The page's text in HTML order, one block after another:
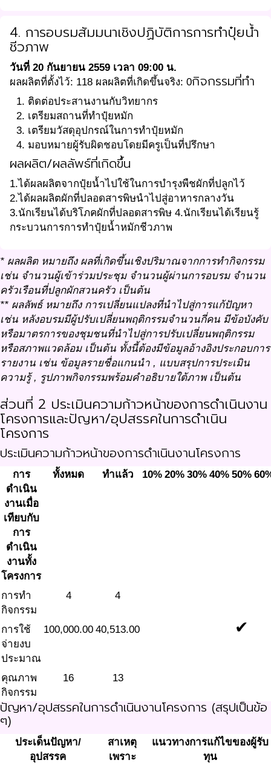
4. การอบรมสัมมนาเชิงปฏิบัติการการทำปุ๋ยน้ำ
ชีวภาพ
วันที่ 20 กันยายน 2559 เวลา 09:00 น.
ผลผลิตที่ตั้งไว้: 118 ผลผลิตที่เกิดขึ้นจริง: 0กิจกรรมที่ทำ
ติดต่อประสานงานกับวิทยากร
เตรียมสถานที่ทำปุ๋ยหมัก
เตรียมวัสดุอุปกรณ์ในการทำปุ๋ยหมัก
มอบหมายผู้รับผิดชอบโดยมีครูเป็นที่ปรึกษา
ผลผลิต/ผลลัพธ์ที่เกิดขึ้น
1.ได้ผลผลิตจากปุ๋ยน้ำไปใช้ในการบำรุงพืชผักที่ปลูกไว้
2.ได้ผลผลิตผักที่ปลอดสารพิษนำไปสู่อาหารกลางวัน
3.นักเรียนได้บริโภคผักที่ปลอดสารพิษ 4.นักเรียนได้เรียนรู้
กระบวนการการทำปุ๋ยน้ำหมักชีวภาพ
* ผลผลิต หมายถึง ผลที่เกิดขึ้นเชิงปริมาณจากการทำกิจกรรม
เช่น จำนวนผู้เข้าร่วมประชุม จำนวนผู้ผ่านการอบรม จำนวน
ครัวเรือนที่ปลูกผักสวนครัว เป็นต้น
** ผลลัพธ์ หมายถึง การเปลี่ยนแปลงที่นำไปสู่การแก้ปัญหา
เช่น หลังอบรมมีผู้ปรับเปลี่ยนพฤติกรรมจำนวนกี่คน มีข้อบังคับ
หรือมาตรการของชุมชนที่นำไปสู่การปรับเปลี่ยนพฤติกรรม
หรือสภาพแวดล้อม เป็นต้น ทั้งนี้ต้องมีข้อมูลอ้างอิงประกอบการ
รายงาน เช่น ข้อมูลรายชื่อแกนนำ , แบบสรุปการประเมิน
ความรู้ , รูปภาพกิจกรรมพร้อมคำอธิบายใต้ภาพ เป็นต้น
ส่วนที่ 2 ประเมินความก้าวหน้าของการดำเนินงาน
โครงการและปัญหา/อุปสรรคในการดำเนิน
โครงการ
ประเมินความก้าวหน้าของการดำเนินงานโครงการ
การ
ดำเนิน
งานเมื่อ
เทียบกับ
การ
ดำเนิน
งานทั้ง
โครงการ
ทั้งหมด ทำแล้ว 10% 20% 30% 40% 50%
การทำ
กิจกรรม
4 4
การใช้
จ่ายงบ
ประมาณ
100,000.00 40,513.00 ✔
คุณภาพ
กิจกรรม
16 13
ปัญหา/อุปสรรคในการดำเนินงานโครงการ (สรุปเป็นข้อ
ๆ)
ประเด็นปัญหา/
อุปสรรค
สาเหตุ
เพราะ
แนวทางการแก้ไขของผู้รับ
ทุน